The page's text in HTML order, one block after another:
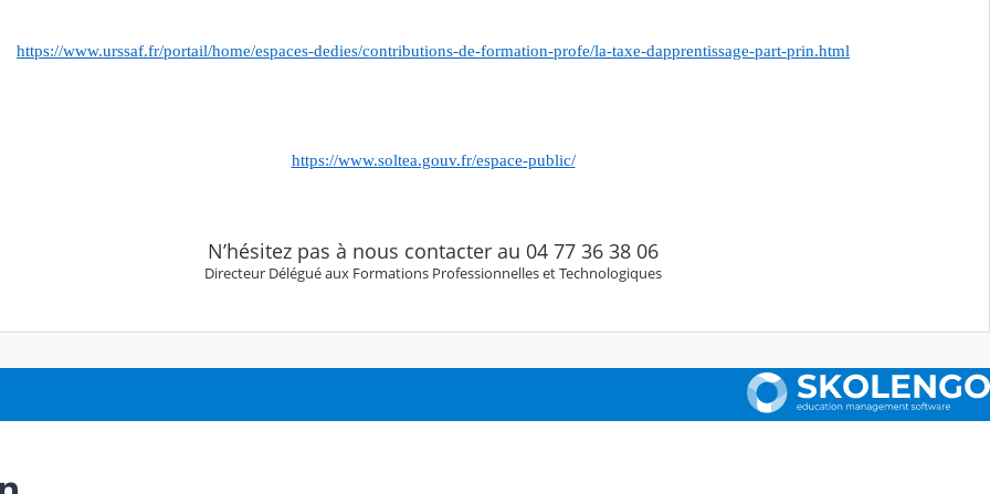
https://www.urssaf.fr/portail/home/espaces-dedies/contributions-de-formation-profe/la-taxe-dapprentissage-part-prin.html
https://www.soltea.gouv.fr/espace-public/
N’hésitez pas à nous contacter au 04 77 36 38 06
Directeur Délégué aux Formations Professionnelles et Technologiques